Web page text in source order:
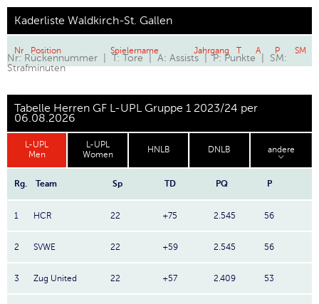
Kaderliste Waldkirch-St. Gallen
Nr Position Spielername Jahrgang T A P SM
Nr: Rückennummer | T: Tore | A: Assists | P: Punkte | SM:
Strafminuten
Tabelle Herren GF L-UPL Gruppe 1 2023/24 per
06.08.2026
L-UPL
Men
L-UPL
Women
HNLB DNLB andere
Rg. Team Sp TD PQ P
1 HCR 22 +75 2.545 56
2 SVWE 22 +59 2.545 56
3 Zug United 22 +57 2.409 53